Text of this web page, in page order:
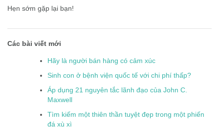
Hẹn sớm gặp lại bạn!
Các bài viết mới
Hãy là người bán hàng có cảm xúc
Sinh con ở bệnh viện quốc tế với chi phí thấp?
Áp dụng 21 nguyên tắc lãnh đạo của John C.
Maxwell
Tìm kiếm một thiên thần tuyệt đẹp trong một phiến
đá xù xì